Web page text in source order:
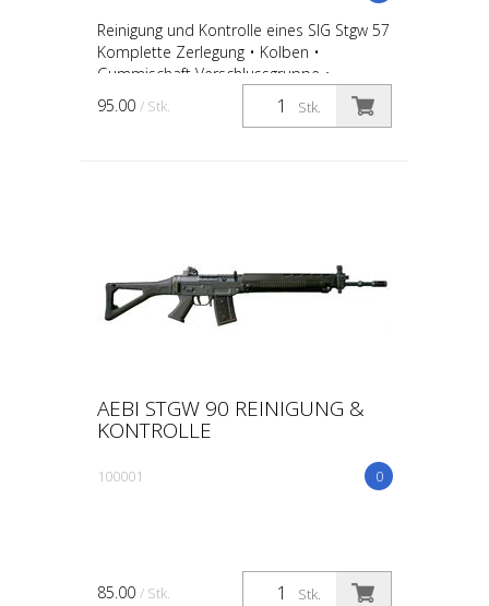
Reinigung und Kontrolle eines SIG Stgw 57
Komplette Zerlegung • Kolben •
Gummischaft Verschlussgruppe •
Verschlusskopf • Wippen • Rollen • Feder
• Patronenhalter • Auswer...
Stk.
95.00 / Stk.
AEBI STGW 90 REINIGUNG &
KONTROLLE
0
100001
Stk.
85.00 / Stk.